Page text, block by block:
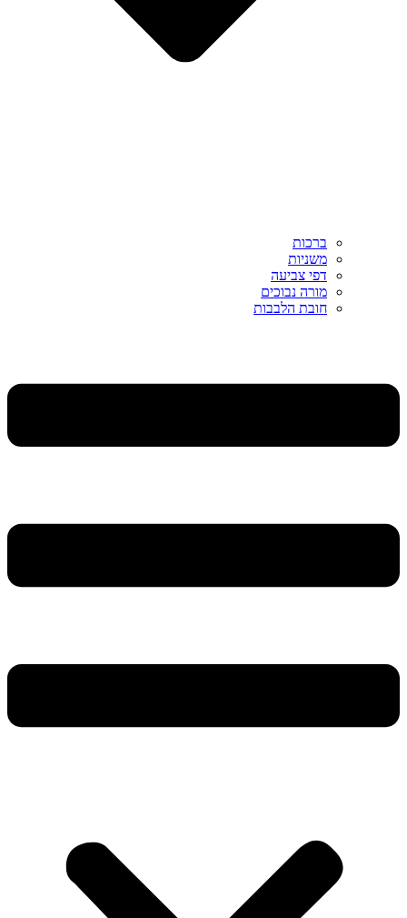
ברכות
משניות
דפי צביעה
מורה נבוכים
חובת הלבבות